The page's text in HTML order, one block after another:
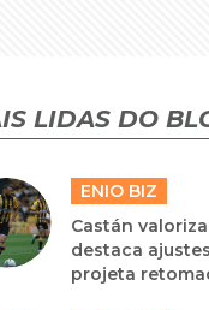
LIDAS DO
ENIO BIZ
Castán
destaca
projeta